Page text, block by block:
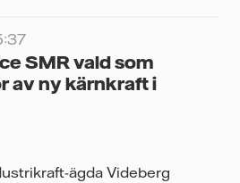
SMR vald som
av ny kärnkraft i
ägda Videberg